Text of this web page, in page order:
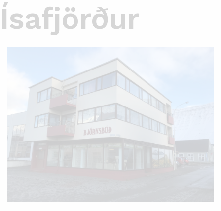
Ísafjörður